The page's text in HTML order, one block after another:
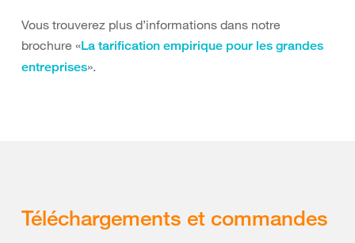
Vous trouverez plus d’informations dans notre
brochure «La tarification empirique pour les grandes
entreprises».
Téléchargements et commandes